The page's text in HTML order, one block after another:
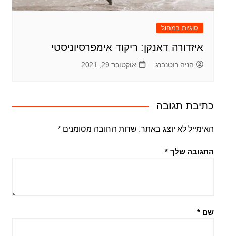
סוגיות במחול
איזדורה דאנקן: ריקוד אימפרסיוניסטי
הניה רוטנברג אוקטובר 29, 2021
כתיבת תגובה
האימייל לא יוצג באתר. שדות החובה מסומנים *
התגובה שלך *
שם *